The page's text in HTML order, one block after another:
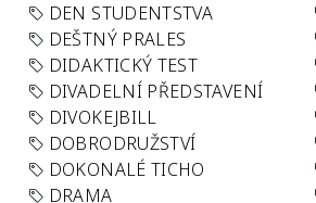
DEN STUDENTSTVA
DEŠTNÝ PRALES
DIDAKTICKÝ TEST
DIVADELNÍ PŘEDSTAVENÍ
DIVOKEJBILL
DOBRODRUŽSTVÍ
DOKONALÉ TICHO
DRAMA